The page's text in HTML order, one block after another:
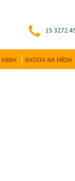
15
BATATA NA MÍDIA